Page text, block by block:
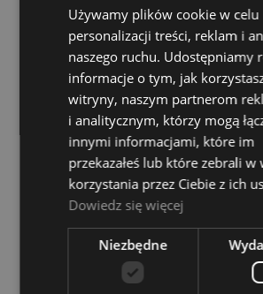
Adam Hall K3MIDI0150BLU
MIDI
ADAM HALL
20,00 zł
POWIADOM O
Używamy plików cookie w celu
personalizacji treści, reklam i
naszego ruchu. Udostępniamy
informacje o tym, jak
witryny, naszym partnerom
i analitycznym, którzy mogą
innymi informacjami, które im
przekazałeś lub które zebrali w
korzystania przez Ciebie z ich
Dowiedz się więcej
Niezbędne